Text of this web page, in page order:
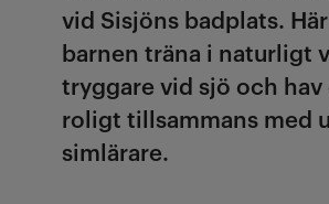
vid Sisjöns badplats.
barnen träna i naturligt
tryggare vid sjö och hav
roligt tillsammans med
simlärare.